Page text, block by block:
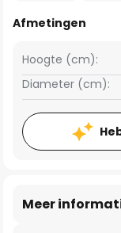
Afmetingen
Hoogte (cm):
Diameter (cm):
Meer